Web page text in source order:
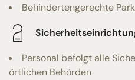
Behindertengerechte
Personal befolgt alle
örtlichen Behörden